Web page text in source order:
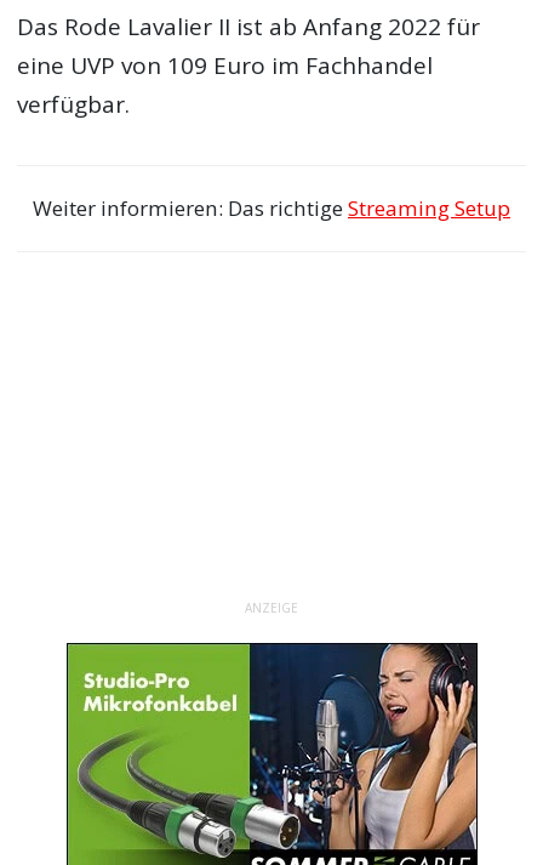
Das Rode Lavalier II ist ab Anfang 2022 für
eine UVP von 109 Euro im Fachhandel
verfügbar.
Weiter informieren: Das richtigeStreaming Setup
ANZEIGE